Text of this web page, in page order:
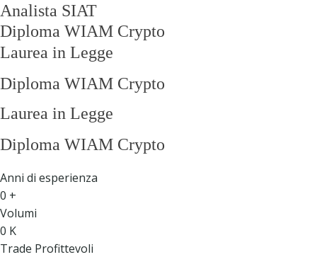
Analista SIAT
Diploma WIAM Crypto
Laurea in Legge
Diploma WIAM Crypto
Laurea in Legge
Diploma WIAM Crypto
Anni di esperienza
0 +
Volumi
0 K
Trade Profittevoli